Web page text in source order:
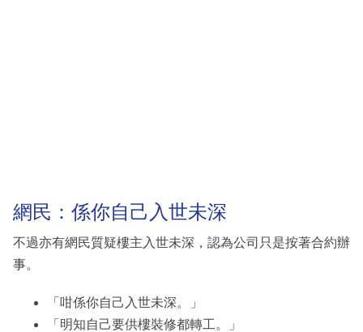
網民：係你自己入世未深
不過亦有網民質疑樓主入世未深，認為公司只是按著合約辦
事。
「咁係你自己入世未深。」
「明知自己要供樓裝修都轉工。」